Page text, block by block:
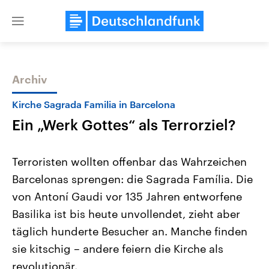
Close
Themen
Landtagswahl Sachsen-Anhalt
2026
Alle Informationen
Sachsen-Anhalt wählt am 6.
September 2026 einen neuen
Landtag. Seit 2021 wird das
Bundesland von einer Koalition aus
USA
Aktuelle Beiträge,
Hintergründe
Wirtschaftlich und
gehören die Vereinigten
Archiv
Kirche Sagrada Familia in Barcelona
Ein „Werk Gottes“ als Terrorziel?
Terroristen wollten offenbar das Wahrzeichen
Barcelonas sprengen: die Sagrada Família. Die
von Antoní Gaudi vor 135 Jahren entworfene
Basilika ist bis heute unvollendet, zieht aber
täglich hunderte Besucher an. Manche finden
sie kitschig – andere feiern die Kirche als
revolutionär.